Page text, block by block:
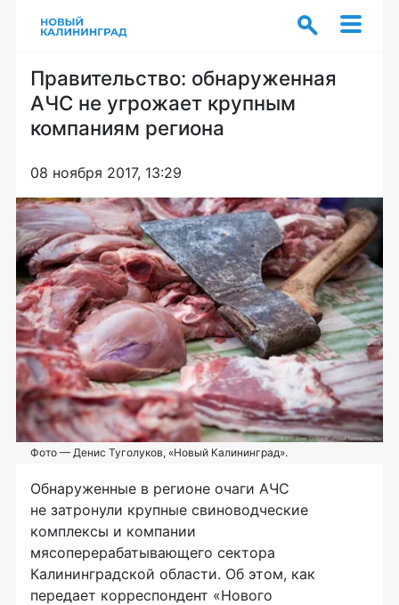
Правительство: обнаруженная
АЧС не угрожает крупным
компаниям региона
08 ноября 2017, 13:29
Фото — Денис Туголуков, «Новый Калининград».
Обнаруженные в регионе очаги АЧС
не затронули крупные свиноводческие
комплексы и компании
мясоперерабатывающего сектора
Калининградской области. Об этом, как
передает корреспондент «Нового